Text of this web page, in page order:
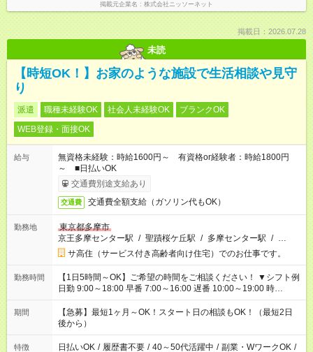
掲載元企業名 株式会社ニッソーネット
掲載日：2026.07.28
未読
【時短OK！】お家のような施設で生活相談や見守
り
派遣 職種未経験OK 社会人未経験OK
ブランクOK
WEB登録・面接OK
給与
無資格未経験：時給1600円～ 有資格or経験者：時給1800円
～ ■日払いOK
交通費別途支給あり
交通費 交通費全額支給（ガソリン代もOK）
勤務地
東京都多摩市
京王多摩センター駅 / 聖蹟桜ケ丘駅 / 多摩センター駅 / …
サ高住（サービス付き高齢者向け住宅）でのお仕事です。
勤務時間
【1日5時間～OK】ご希望の時間をご相談ください！ ▼シフト例
日勤 9:00～18:00 早番 7:00～16:00 遅番 10:00～19:00 時
短 10:00～15:00 上記はあくまで一例です。 「夕方までには帰宅
しておきたい」 「朝はゆっくりのスタートがいい」 「お昼の時
間を有効に使いたい」 など、ご希望があれば教えてください
ね。
期間
【急募】最短1ヶ月～OK！スタート日の相談もOK！（最短2日
後から）
特徴 日払いOK / 履歴書不要 / 40～50代活躍中 / 副業・WワークOK /